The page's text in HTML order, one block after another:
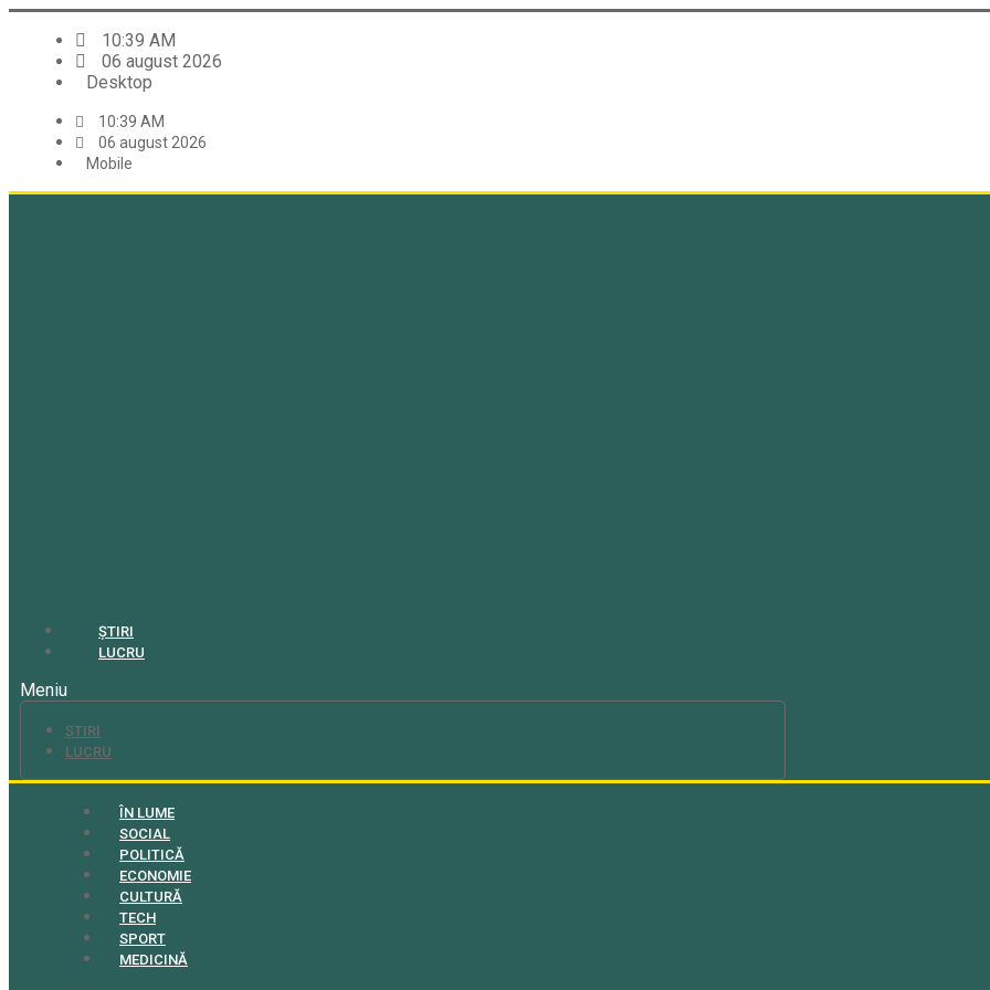
10:39 AM
06 august 2026
Desktop
10:39 AM
06 august 2026
Mobile
ȘTIRI
LUCRU
Meniu
ȘTIRI
LUCRU
ÎN LUME
SOCIAL
POLITICĂ
ECONOMIE
CULTURĂ
TECH
SPORT
MEDICINĂ